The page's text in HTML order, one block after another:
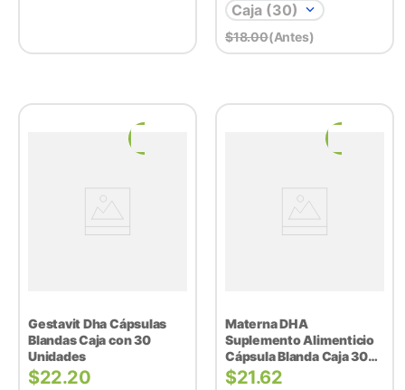
Caja (30)
$18.00(antes)
Gestavit Dha Cápsulas
Blandas Caja con 30
Unidades
$22.20
Materna DHA
Suplemento Alimenticio
Cápsula Blanda Caja 30
Unidades
$21.62